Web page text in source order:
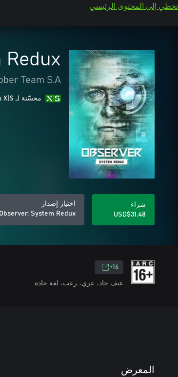
تخطي إلى المحتوى الرئيسي
Redux
Team S.A.
محسّنة لـ Xbox Series X|S
شراء
USD$31.48
اختيار إصدار
Observer: System Redux
16+
عنف حاد، عري، رعب، لغة حادة
المعرض